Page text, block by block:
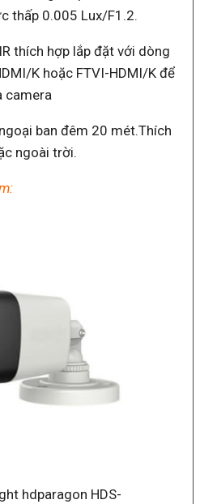
thấp 0.005 Lux/F1.2.
thích hợp lắp đặt với dòng
K hoặc FTVI-HDMI/K để
camera
ban đêm 20 mét.Thích
ngoài trời.
hdparagon HDS-